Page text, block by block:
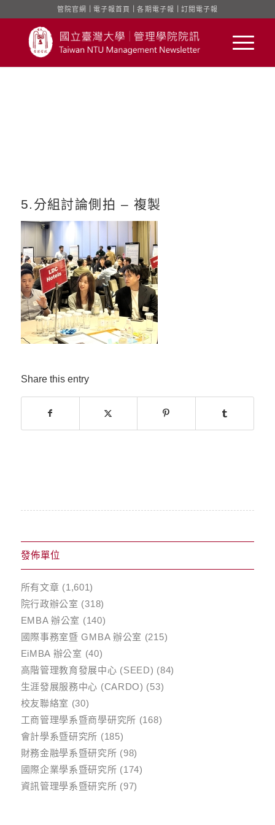
管院官網 電子報首頁 ｜各期電子報 訂閱電子報
5.分組討論側拍 – 複製
Share this entry
發佈單位
所有文章 (1,601)
院行政辦公室 (318)
EMBA 辦公室 (140)
國際事務室暨 GMBA 辦公室 (215)
EiMBA 辦公室 (40)
高階管理教育發展中心 (SEED) (84)
生涯發展服務中心 (CARDO) (53)
校友聯絡室 (30)
工商管理學系暨商學研究所 (168)
會計學系暨研究所 (185)
財務金融學系暨研究所 (98)
國際企業學系暨研究所 (174)
資訊管理學系暨研究所 (97)